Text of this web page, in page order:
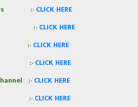
news :- CLICK HERE
:- CLICK HERE
:- CLICK HERE
:- CLICK HERE
:- CLICK HERE
:- CLICK HERE